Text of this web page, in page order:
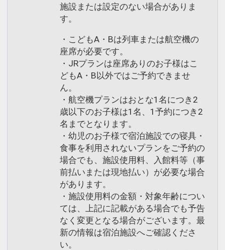
施設または設定のない場合がありま
す。
・こどもA・Bは列車または航空機の
座席が必要です。
・JRプランは座席ありのお子様はこ
どもA・B以外ではご予約できませ
ん。
・航空機プランはおとな1名につき2
歳以下のお子様は1名、1予約につき2
名までとなります。
・幼児のお子様で宿泊施設での寝具・
食事を利用されないプランをご予約の
場合でも、施設使用料、入館料等（事
前払いまたは現地払い）が必要な場合
があります。
・施設使用料の金額・対象年齢につい
ては、上記に記載がある場合でも予告
なく変更となる場合がございます。最
新の情報は宿泊施設へご確認くださ
い。